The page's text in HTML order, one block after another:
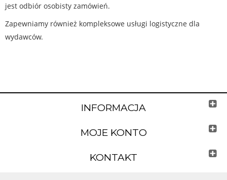
jest odbiór osobisty zamówień.
Zapewniamy również kompleksowe usługi logistyczne dla
wydawców.
INFORMACJA
MOJE KONTO
KONTAKT